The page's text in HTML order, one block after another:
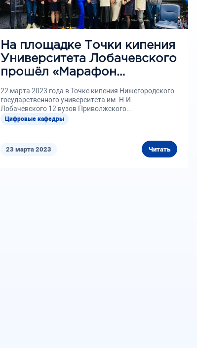
23 марта 2023 Читать
На площадке Точки кипения
Университета Лобачевского
прошёл «Марафон
цифровых кафедр»
22 марта 2023 года в Точке кипения Нижегородского
государственного университета им. Н.И.
Лобачевского 12 вузов Приволжского
федерального...
Цифровые кафедры